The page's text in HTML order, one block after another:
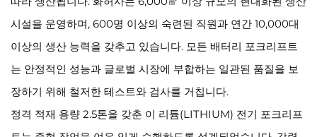
시설을 운영하며, 600명 이상의 숙련된 직원과 연간 10,000대
이상의 생산 능력을 갖추고 있습니다. 모든 배터리 포크리프트
는 안정적인 성능과 글로벌 시장에 부합하는 일관된 품질을 보
장하기 위해 철저한 테스트와 검사를 거칩니다.
정격 적재 용량 2.5톤을 갖춘 이 리튬(LITHIUM) 전기 포크리프